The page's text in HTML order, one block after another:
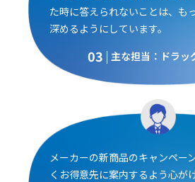
た時に答えられないことは、も
深めるようにしています。
03 主な担当：ドラッ
メーカーの新商品のキャンペー
くお得意先に案内するよう心が